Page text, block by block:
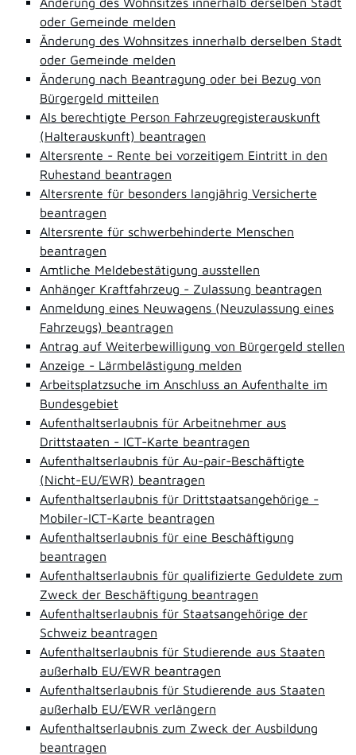
oder Gemeinde melden
Änderung des Wohnsitzes innerhalb derselben Stadt
oder Gemeinde melden
Änderung nach Beantragung oder bei Bezug von
Bürgergeld mitteilen
Als berechtigte Person Fahrzeugregisterauskunft
(Halterauskunft) beantragen
Altersrente - Rente bei vorzeitigem Eintritt in den
Ruhestand beantragen
Altersrente für besonders langjährig Versicherte
beantragen
Altersrente für schwerbehinderte Menschen
beantragen
Amtliche Meldebestätigung ausstellen
Anhänger Kraftfahrzeug - Zulassung beantragen
Anmeldung eines Neuwagens (Neuzulassung eines
Fahrzeugs) beantragen
Antrag auf Weiterbewilligung von Bürgergeld stellen
Anzeige - Lärmbelästigung melden
Arbeitsplatzsuche im Anschluss an Aufenthalte im
Bundesgebiet
Aufenthaltserlaubnis für Arbeitnehmer aus
Drittstaaten - ICT-Karte beantragen
Aufenthaltserlaubnis für Au-pair-Beschäftigte
(Nicht-EU/EWR) beantragen
Aufenthaltserlaubnis für Drittstaatsangehörige -
Mobiler-ICT-Karte beantragen
Aufenthaltserlaubnis für eine Beschäftigung
beantragen
Aufenthaltserlaubnis für qualifizierte Geduldete zum
Zweck der Beschäftigung beantragen
Aufenthaltserlaubnis für Staatsangehörige der
Schweiz beantragen
Aufenthaltserlaubnis für Studierende aus Staaten
außerhalb EU/EWR beantragen
Aufenthaltserlaubnis für Studierende aus Staaten
außerhalb EU/EWR verlängern
Aufenthaltserlaubnis zum Zweck der Ausbildung
beantragen